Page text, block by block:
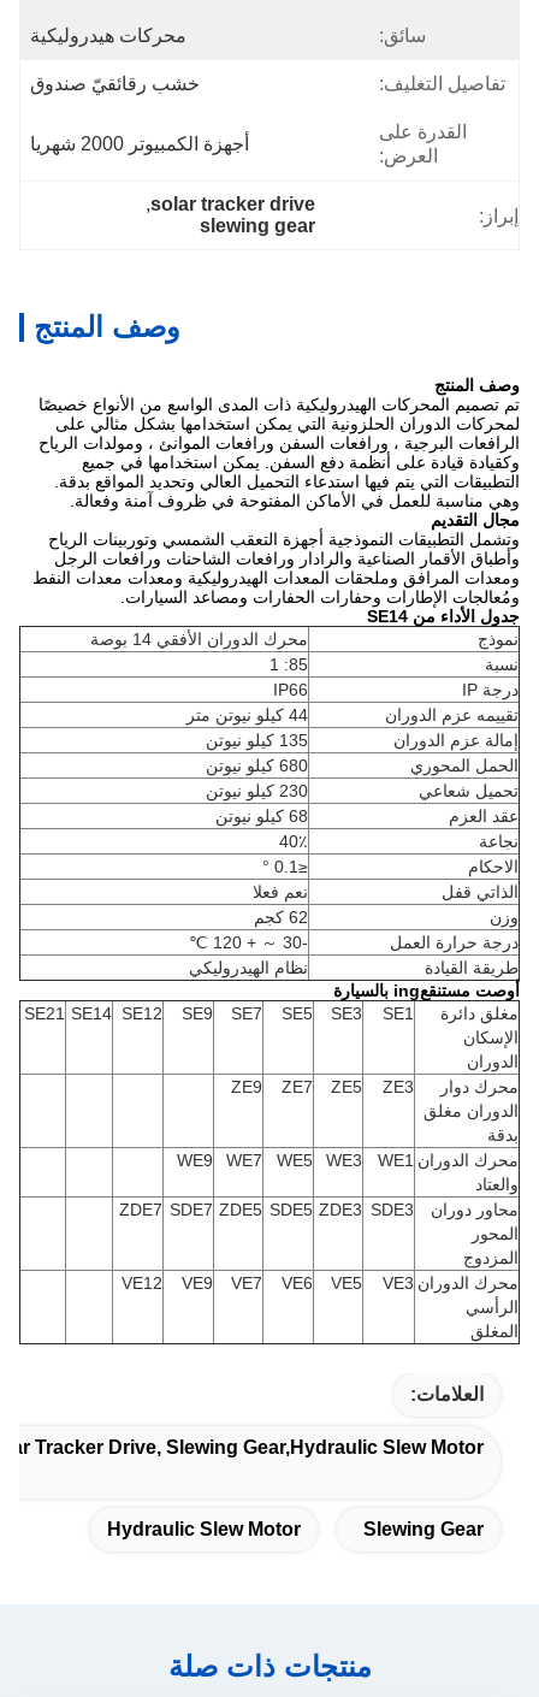
سائق: محركات هيدروليكية
تفاصيل التغليف: خشب رقائقيّ صندوق
القدرة على
العرض:
أجهزة الكمبيوتر 2000 شهريا
إبراز:
solar tracker drive
,
slewing gear
وصف المنتج
وصف المنتج
تم تصميم المحركات الهيدروليكية ذات المدى الواسع من الأنواع خصيصًا
لمحركات الدوران الحلزونية التي يمكن استخدامها بشكل مثالي على
الرافعات البرجية ، ورافعات السفن ورافعات الموانئ ، ومولدات الرياح
وكقيادة قيادة على أنظمة دفع السفن. يمكن استخدامها في جميع
التطبيقات التي يتم فيها استدعاء التحميل العالي وتحديد المواقع بدقة.
وهي مناسبة للعمل في الأماكن المفتوحة في ظروف آمنة وفعالة.
مجال التقديم
وتشمل التطبيقات النموذجية أجهزة التعقب الشمسي وتوربينات الرياح
وأطباق الأقمار الصناعية والرادار ورافعات الشاحنات ورافعات الرجل
ومعدات المرافق وملحقات المعدات الهيدروليكية ومعدات معدات النفط
ومُعالجات الإطارات وحفارات الحفارات ومصاعد السيارات.
جدول الأداء من SE14
نموذج
محرك الدوران الأفقي 14 بوصة
نسبة
85: 1
درجة IP
IP66
تقييمه عزم الدوران
44 كيلو نيوتن متر
إمالة عزم الدوران
135 كيلو نيوتن
الحمل المحوري
680 كيلو نيوتن
تحميل شعاعي
230 كيلو نيوتن
عقد العزم
68 كيلو نيوتن
نجاعة
40٪
الاحكام
≤0.1 °
الذاتي قفل
نعم فعلا
وزن
62 كجم
درجة حرارة العمل
طريقة القيادة
نظام الهيدروليكي
أوصت مستنقعing بالسيارة
مغلق دائرة
الإسكان
الدوران
SE1
SE3
SE5
SE7
SE9
SE12
SE14
SE21
محرك دوار
الدوران مغلق
بدقة
ZE3
ZE5
ZE7
ZE9
محرك الدوران
والعتاد
WE1
WE3
WE5
WE7
WE9
محاور دوران
المحور
المزدوج
SDE3
ZDE3
SDE5
ZDE5
SDE7
ZDE7
محرك الدوران
الرأسي
المغلق
VE3
VE5
VE6
VE7
VE9
VE12
العلامات:
Tracker Drive, Slewing Gear,hydraulic Slew Motor
Slewing Gear
Hydraulic Slew Motor
منتجات ذات صلة